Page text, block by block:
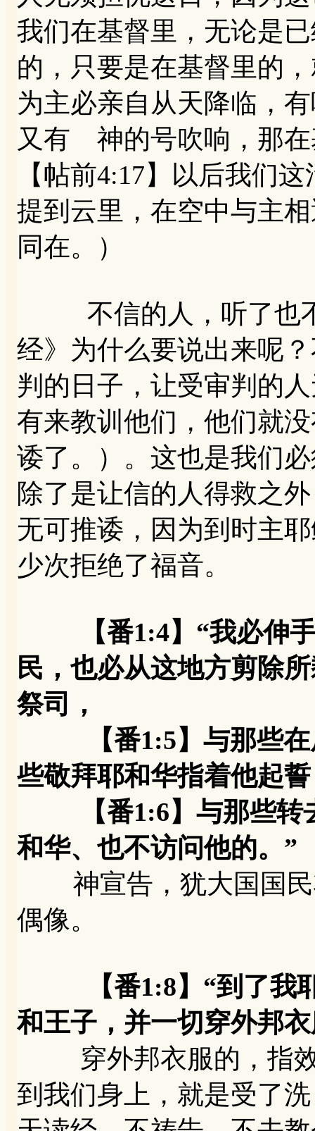
我们在基督里，无论是
的，只要是在基督里的
为主必亲自从天降临，
又有 神的号吹响，那在
【帖前4:17】以后我们
提到云里，在空中与主
同在。）
不信的人，听了也不
经》为什么要说出来呢
判的日子，让受审判的
有来教训他们，他们就
诿了。）。这也是我们
除了是让信的人得救之
无可推诿，因为到时主
少次拒绝了福音。
【番1:4】“我必伸
民，也必从这地方剪除
祭司，
【番1:5】与那些在
些敬拜耶和华指着他起
【番1:6】与那些转去
和华、也不访问他的。”
神宣告，犹大国国民
偶像。
【番1:8】“到了
和王子，并一切穿外邦
穿外邦衣服的，指效
到我们身上，就是受了